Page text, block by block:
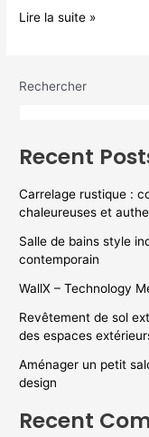
Lire la suite »
Rechercher
Recent
Carrelage rustique :
chaleureuses et
Salle de bains style
contemporain
WallX – Technology
Revêtement de sol
des espaces
Aménager un petit
design
Recent